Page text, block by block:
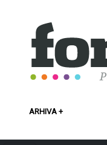
ARHIVA +